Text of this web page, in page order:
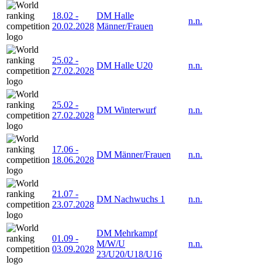
18.02 -
20.02.2028
DM Halle
Männer/Frauen
n.n.
25.02 -
27.02.2028
DM Halle U20 n.n.
25.02 -
27.02.2028
DM Winterwurf n.n.
17.06 -
18.06.2028
DM Männer/Frauen n.n.
21.07 -
23.07.2028
DM Nachwuchs 1 n.n.
01.09 -
03.09.2028
DM Mehrkampf
M/W/U
23/U20/U18/U16
n.n.